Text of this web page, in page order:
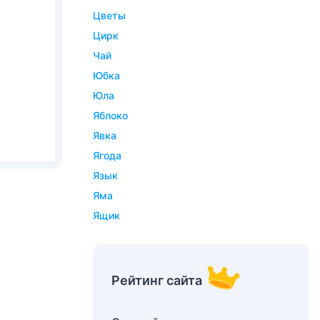
цветы
цирк
чай
юбка
юла
яблоко
явка
ягода
язык
яма
ящик
Рейтинг сайта